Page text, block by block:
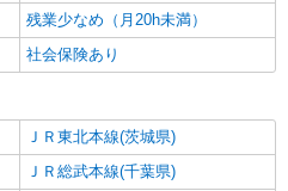
残業少なめ（月20h未満）
社会保険あり
ＪＲ東北本線(茨城県)
ＪＲ総武本線(千葉県)